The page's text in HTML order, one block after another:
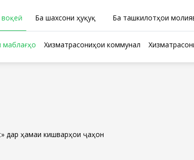
Ба шахсони ҳуқуқӣ Ба ташкилотҳои
маблағҳо Хизматрасониҳои коммуналӣ
дар ҳамаи кишварҳои ҷаҳон